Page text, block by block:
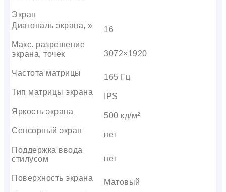
Экран
Диагональ экрана, »
16
Макс. разрешение
экрана, точек
3072×1920
Частота матрицы
165 Гц
Тип матрицы экрана
IPS
Яркость экрана
500 кд/м²
Сенсорный экран
нет
Поддержка ввода
стилусом
нет
Поверхность экрана
Матовый